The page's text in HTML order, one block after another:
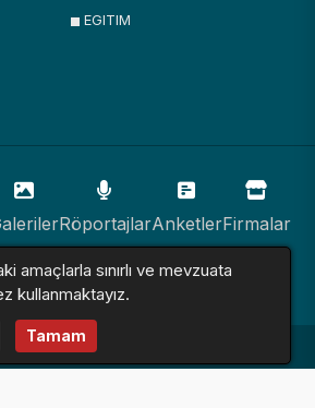
EGITIM
RöportajlarAnketlerFirmalar
Resmi İlanlarSitemap
- 2024. Tüm Hakları Saklıdır.
amaçlarla sınırlı ve mevzuata
kullanmaktayız.
Tamam